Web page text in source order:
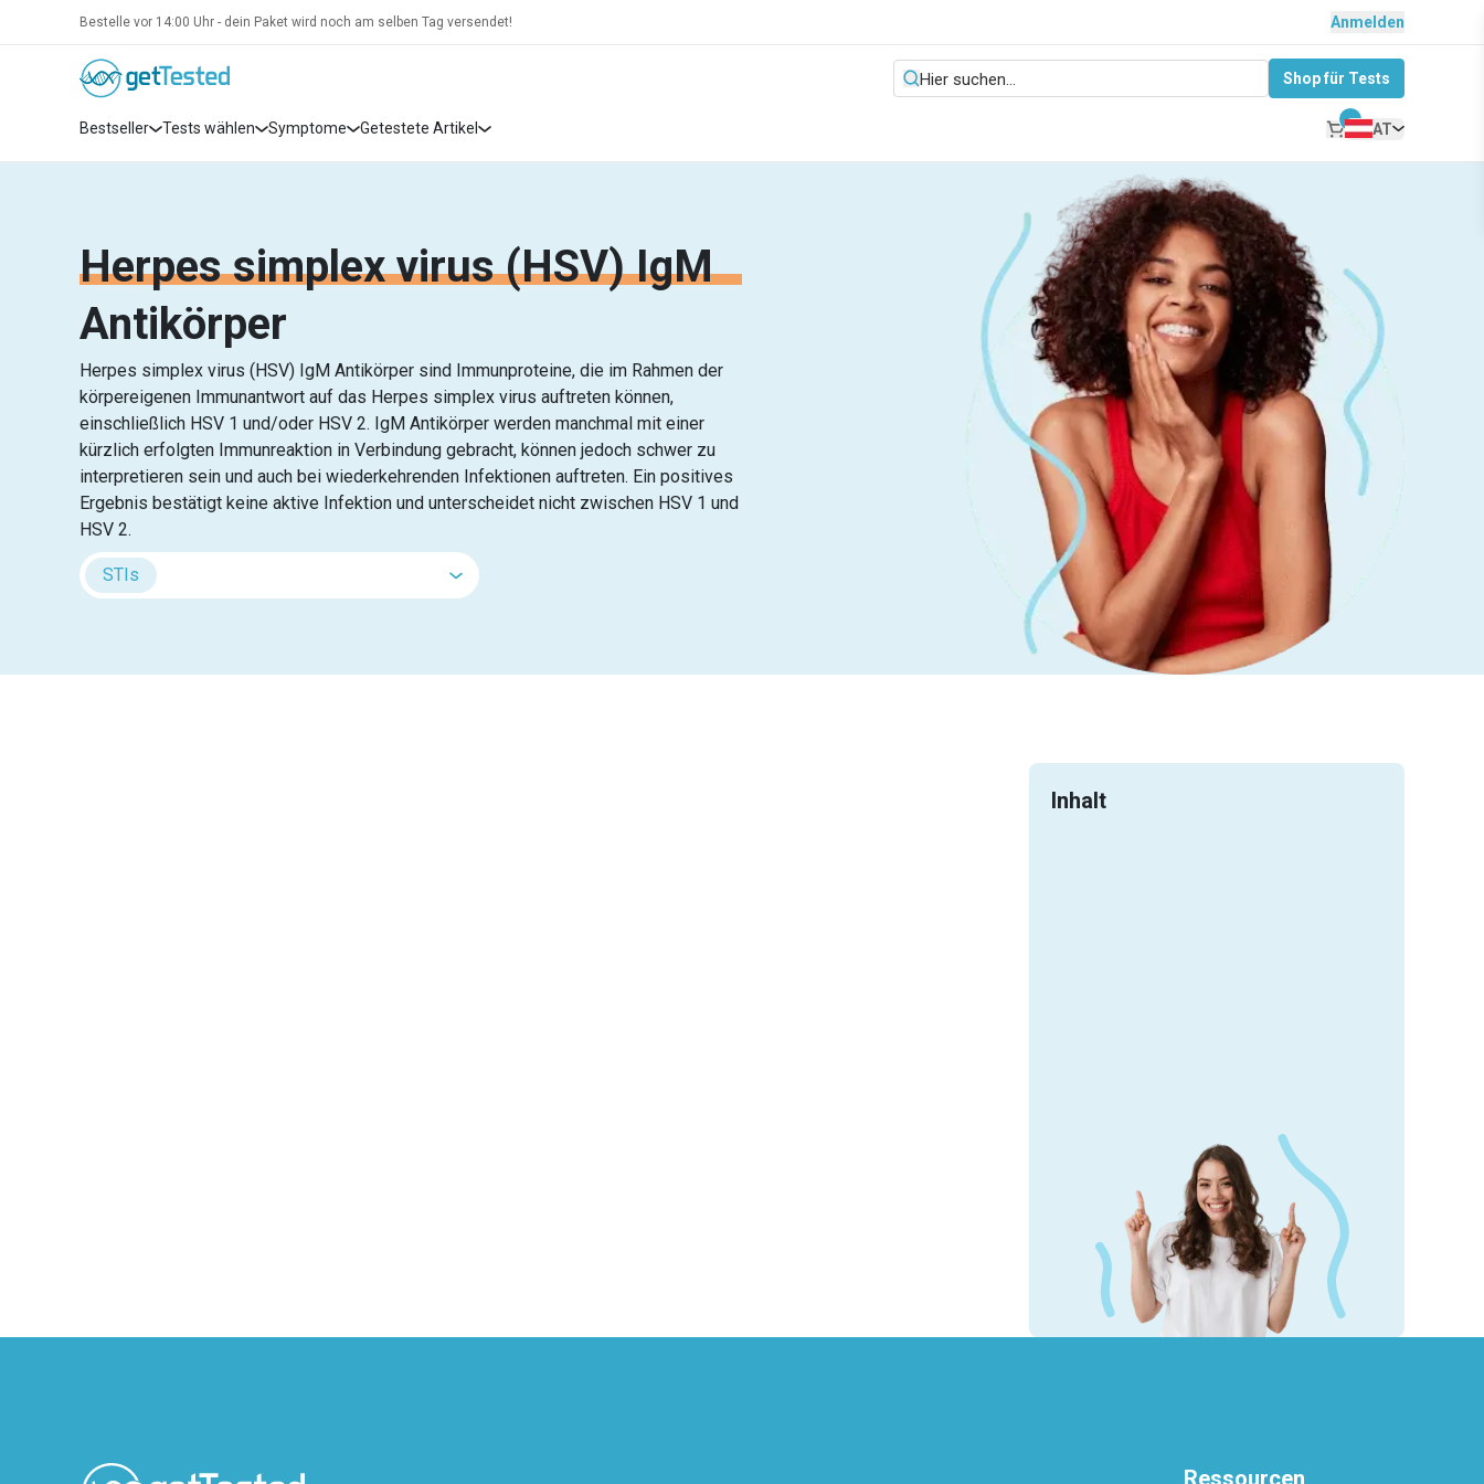
Bestelle vor 14:00 Uhr - dein Paket wird noch am selben Tag versendet! Anmelden
Shop für Tests
Bestseller Tests wählen Symptome Getestete Artikel AT
Herpes simplex virus (HSV) IgM
Antikörper
Herpes simplex virus (HSV) IgM Antikörper sind Immunproteine, die im Rahmen der
körpereigenen Immunantwort auf das Herpes simplex virus auftreten können,
einschließlich HSV 1 und/oder HSV 2. IgM Antikörper werden manchmal mit einer
kürzlich erfolgten Immunreaktion in Verbindung gebracht, können jedoch schwer zu
interpretieren sein und auch bei wiederkehrenden Infektionen auftreten. Ein positives
Ergebnis bestätigt keine aktive Infektion und unterscheidet nicht zwischen HSV 1 und
HSV 2.
STIs
Inhalt